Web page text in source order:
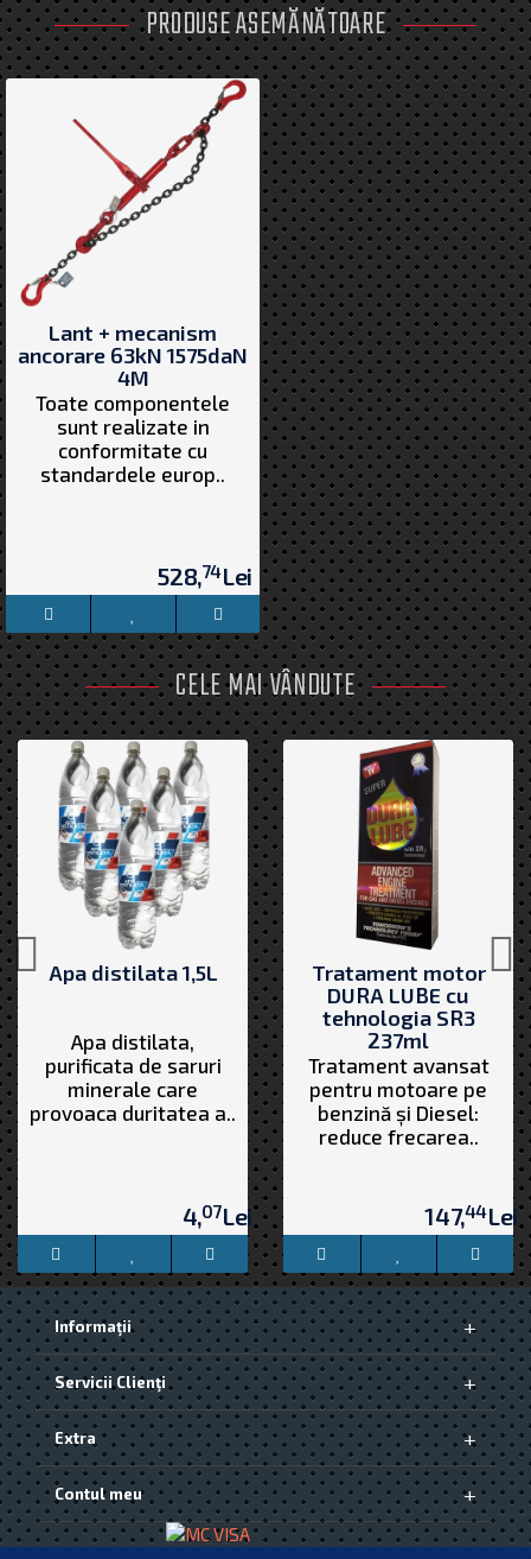
PRODUSE ASEMĂNĂTOARE
Lant + mecanism
ancorare 63kN 1575daN
4M
Toate componentele
sunt realizate in
conformitate cu
standardele europ..
528,74Lei
CELE MAI VÂNDUTE
Apa distilata 1,5L
Apa distilata,
purificata de saruri
minerale care
provoaca duritatea a..
4,07Lei
Tratament motor
DURA LUBE cu
tehnologia SR3
237ml
Tratament avansat
pentru motoare pe
benzină și Diesel:
reduce frecarea..
147,44Lei
Informaţii
Despre Noi
Livrarea produselor
Politica de Confidențialitate și Protecția Datelor [GDPR]
Termeni si conditii
Politica cookie-uri
Servicii Clienţi
Contact
Returnări
ANPC
Extra
Producători
Vouchere cadou
Oferte speciale
Contul meu
Contul meu